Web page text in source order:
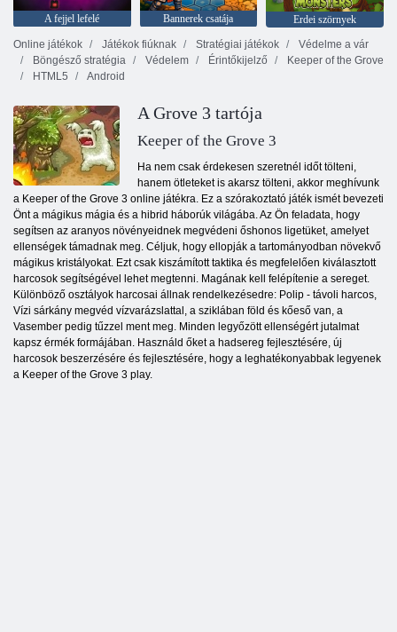
A fejjel lefelé Bannerek csatája
Erdei szörnyek
Online játékok
Játékok fiúknak Stratégiai játékok
Védelme a vár
Böngésző stratégia
Védelem Érintőkijelző
Keeper of the Grove
HTML5
Android
A Grove 3 tartója
Keeper of the Grove 3
Ha nem csak érdekesen szeretnél időt tölteni,
hanem ötleteket is akarsz tölteni, akkor meghívunk
a Keeper of the Grove 3 online játékra. Ez a szórakoztató játék ismét bevezeti
Önt a mágikus mágia és a hibrid háborúk világába. Az Ön feladata, hogy
segítsen az aranyos növényeidnek megvédeni őshonos ligetüket, amelyet
ellenségek támadnak meg. Céljuk, hogy ellopják a tartományodban növekvő
mágikus kristályokat. Ezt csak kiszámított taktika és megfelelően kiválasztott
harcosok segítségével lehet megtenni. Magának kell felépítenie a sereget.
Különböző osztályok harcosai állnak rendelkezésedre: Polip - távoli harcos,
Vízi sárkány megvéd vízvarázslattal, a sziklában föld és kőeső van, a
Vasember pedig tűzzel ment meg. Minden legyőzött ellenségért jutalmat
kapsz érmék formájában. Használd őket a hadsereg fejlesztésére, új
harcosok beszerzésére és fejlesztésére, hogy a leghatékonyabbak legyenek
a Keeper of the Grove 3 play.